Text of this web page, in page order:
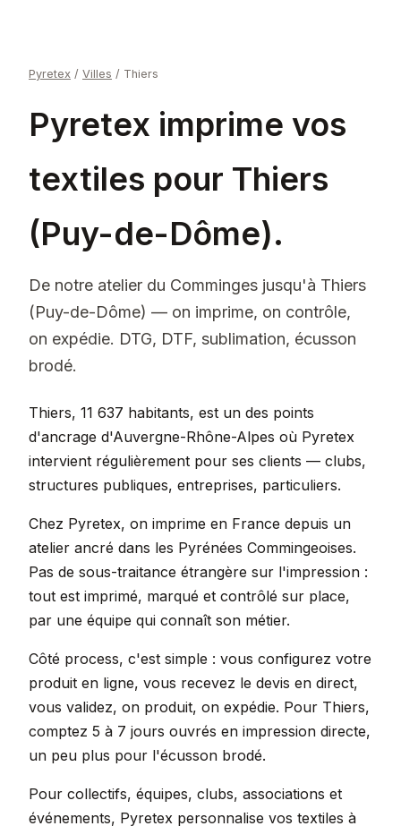
Pyretex / Villes / Thiers
Pyretex imprime vos
textiles pour Thiers
(Puy-de-Dôme).
De notre atelier du Comminges jusqu'à Thiers
(Puy-de-Dôme) — on imprime, on contrôle,
on expédie. DTG, DTF, sublimation, écusson
brodé.
Thiers, 11 637 habitants, est un des points
d'ancrage d'Auvergne-Rhône-Alpes où Pyretex
intervient régulièrement pour ses clients — clubs,
structures publiques, entreprises, particuliers.
Chez Pyretex, on imprime en France depuis un
atelier ancré dans les Pyrénées Commingeoises.
Pas de sous-traitance étrangère sur l'impression :
tout est imprimé, marqué et contrôlé sur place,
par une équipe qui connaît son métier.
Côté process, c'est simple : vous configurez votre
produit en ligne, vous recevez le devis en direct,
vous validez, on produit, on expédie. Pour Thiers,
comptez 5 à 7 jours ouvrés en impression directe,
un peu plus pour l'écusson brodé.
Pour collectifs, équipes, clubs, associations et
événements, Pyretex personnalise vos textiles à